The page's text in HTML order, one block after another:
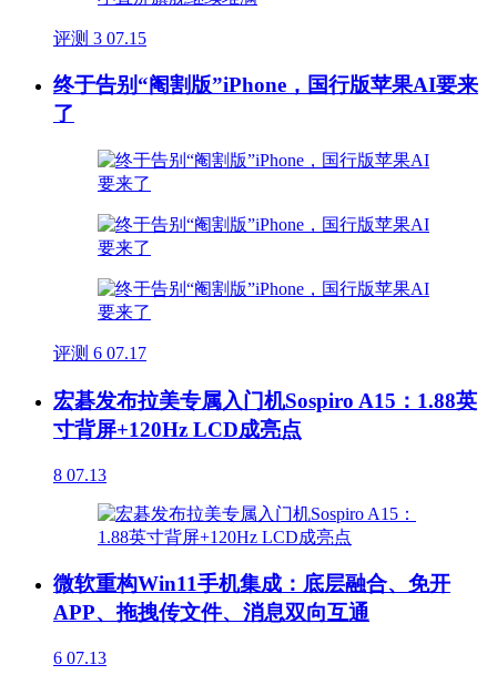
评测 3 07.15
终于告别“阉割版”iPhone，国行版苹果AI要来
了
评测 6 07.17
宏碁发布拉美专属入门机Sospiro A15：1.88英
寸背屏+120Hz LCD成亮点
8 07.13
微软重构Win11手机集成：底层融合、免开
APP、拖拽传文件、消息双向互通
6 07.13